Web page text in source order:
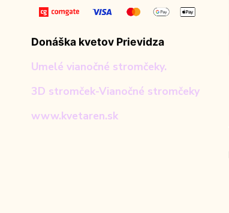
Donáška kvetov Prievidza
Umelé vianočné stromčeky.
3D stromček-Vianočné stromčeky
www.kvetaren.sk